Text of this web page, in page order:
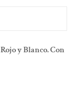
y Blanco. Con